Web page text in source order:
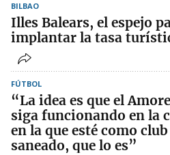
BILBAO
Illes Balears, el espejo
implantar la tasa
FÚTBOL
“La idea es que el
siga funcionando en la
en la que esté como club
saneado, que lo es”